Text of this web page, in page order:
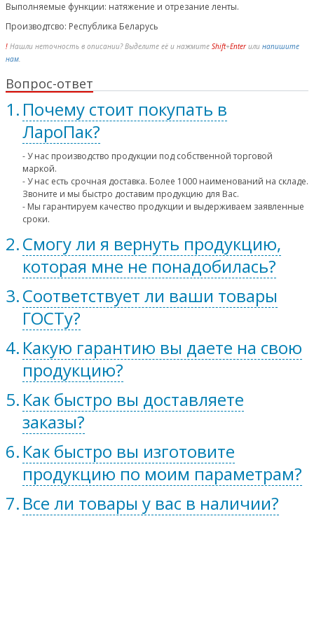
Выполняемые функции: натяжение и отрезание ленты.
Производтсво: Республика Беларусь
! Нашли неточность в описании? Выделите её и нажмите Shift+Enterили напишите
нам.
Вопрос-ответ
Почему стоит покупать в
ЛароПак?
- У нас производство продукции под собственной торговой
маркой.
- У нас есть срочная доставка. Более 1000 наименований на складе.
Звоните и мы быстро доставим продукцию для Вас.
- Мы гарантируем качество продукции и выдерживаем заявленные
сроки.
Смогу ли я вернуть продукцию,
которая мне не понадобилась?
Соответствует ли ваши товары
ГОСТу?
Какую гарантию вы даете на свою
продукцию?
Как быстро вы доставляете
заказы?
Как быстро вы изготовите
продукцию по моим параметрам?
Все ли товары у вас в наличии?